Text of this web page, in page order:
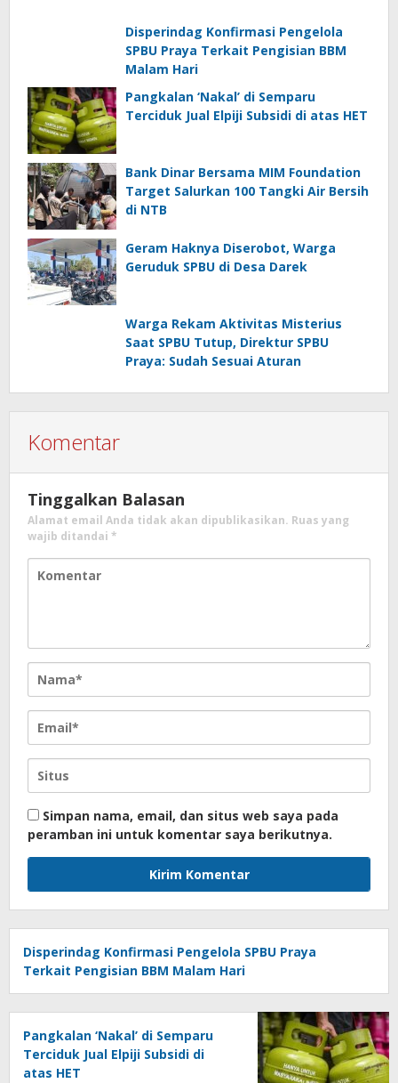
Disperindag Konfirmasi Pengelola
SPBU Praya Terkait Pengisian BBM
Malam Hari
Pangkalan ‘Nakal’ di Semparu
Terciduk Jual Elpiji Subsidi di atas HET
Bank Dinar Bersama MIM Foundation
Target Salurkan 100 Tangki Air Bersih
di NTB
Geram Haknya Diserobot, Warga
Geruduk SPBU di Desa Darek
Warga Rekam Aktivitas Misterius
Saat SPBU Tutup, Direktur SPBU
Praya: Sudah Sesuai Aturan
Komentar
Tinggalkan Balasan
Alamat email Anda tidak akan dipublikasikan. Ruas yang
wajib ditandai *
Simpan nama, email, dan situs web saya pada
peramban ini untuk komentar saya berikutnya.
Disperindag Konfirmasi Pengelola SPBU Praya
Terkait Pengisian BBM Malam Hari
Pangkalan ‘Nakal’ di Semparu
Terciduk Jual Elpiji Subsidi di
atas HET